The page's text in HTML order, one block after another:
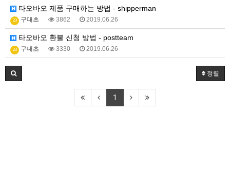
타오바오 제품 구매하는 방법 - shipperman
23 구대초 3862 2019.06.26
타오바오 환불 신청 방법 - postteam
23 구대초 3330 2019.06.26
정렬
1